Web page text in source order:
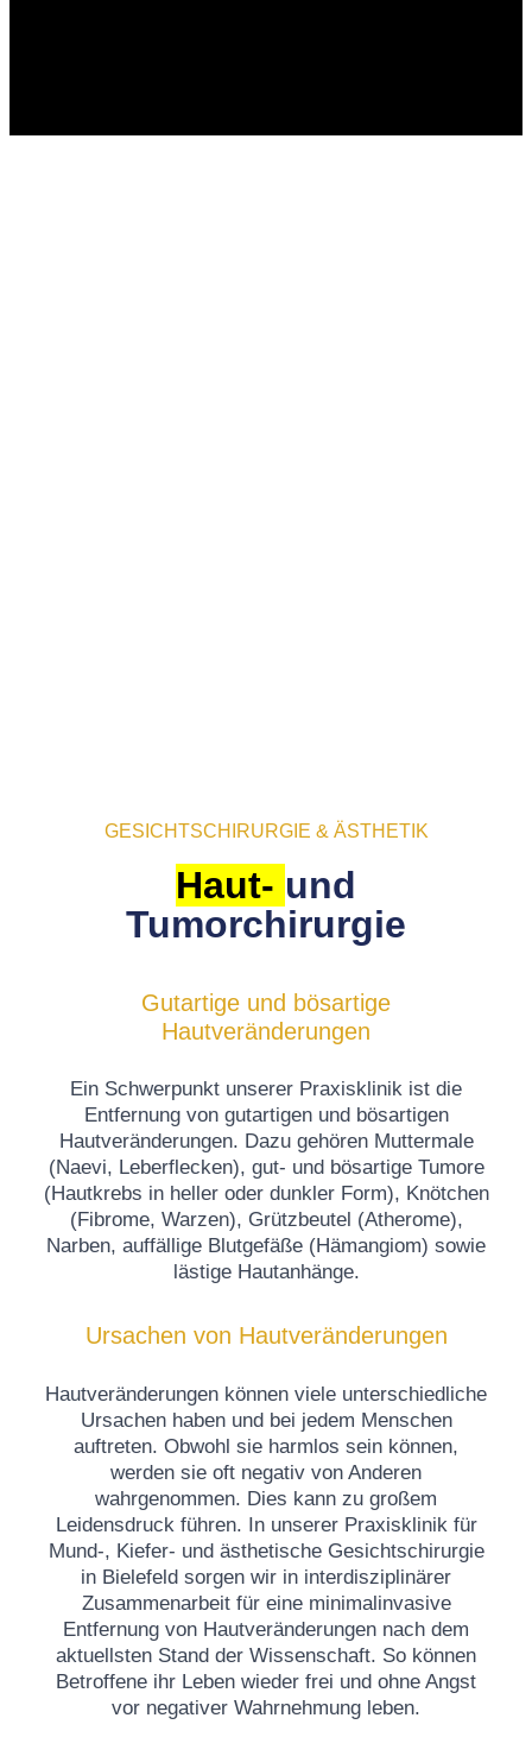
GESICHTSCHIRURGIE & ÄSTHETIK
Haut- und
Tumorchirurgie
Gutartige und bösartige
Hautveränderungen
Ein Schwerpunkt unserer Praxisklinik ist die
Entfernung von gutartigen und bösartigen
Hautveränderungen. Dazu gehören Muttermale
(Naevi, Leberflecken), gut- und bösartige Tumore
(Hautkrebs in heller oder dunkler Form), Knötchen
(Fibrome, Warzen), Grützbeutel (Atherome),
Narben, auffällige Blutgefäße (Hämangiom) sowie
lästige Hautanhänge.
Ursachen von Hautveränderungen
Hautveränderungen können viele unterschiedliche
Ursachen haben und bei jedem Menschen
auftreten. Obwohl sie harmlos sein können,
werden sie oft negativ von Anderen
wahrgenommen. Dies kann zu großem
Leidensdruck führen. In unserer Praxisklinik für
Mund-, Kiefer- und ästhetische Gesichtschirurgie
in Bielefeld sorgen wir in interdisziplinärer
Zusammenarbeit für eine minimalinvasive
Entfernung von Hautveränderungen nach dem
aktuellsten Stand der Wissenschaft. So können
Betroffene ihr Leben wieder frei und ohne Angst
vor negativer Wahrnehmung leben.